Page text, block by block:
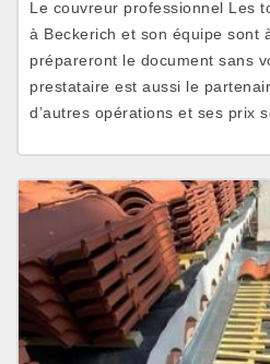
Le couvreur professionnel Les
à Beckerich et son équipe sont
prépareront le document sans
prestataire est aussi le
d’autres opérations et ses prix